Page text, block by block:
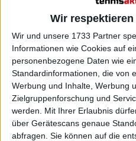
Wir
Wir und unsere 1733 Partner
Informationen wie Cookies auf
personenbezogene Daten wie
Standardinformationen, die von
Werbung und Inhalte, Werbung
Zielgruppenforschung und
werden.
Mit Ihrer Erlaubnis
über Gerätescans genaue
abfragen. Sie können auf die
Tennisberichterstattung
Podcasts moderiert und
Tennis-Shows, um sein
mit Fans in Kontakt zu
Rothenbergs Arbeit hat
Respekt in der
gilt als vertrauenswürdige
Stimme im Sport,
journalistische Integrität
fundierte und zum